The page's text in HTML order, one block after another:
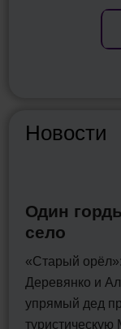
Новости
Один
село
«Старый
Деревянко и
упрямый дед
туристическую